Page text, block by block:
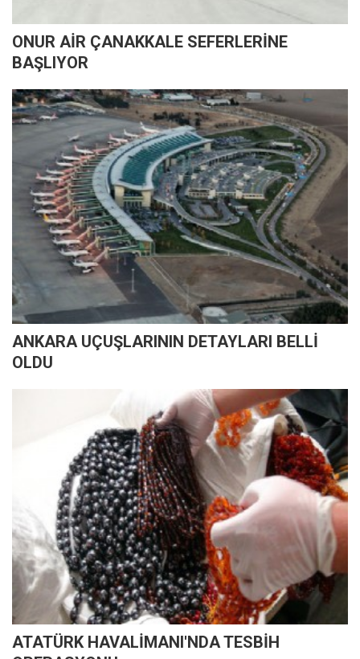
ONUR AİR ÇANAKKALE SEFERLERİNE
BAŞLIYOR
ANKARA UÇUŞLARININ DETAYLARI BELLİ
OLDU
ATATÜRK HAVALİMANI'NDA TESBİH